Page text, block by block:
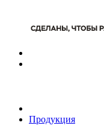
Продукция